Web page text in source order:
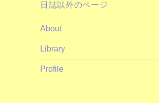
日誌以外のページ
About
Library
Profile